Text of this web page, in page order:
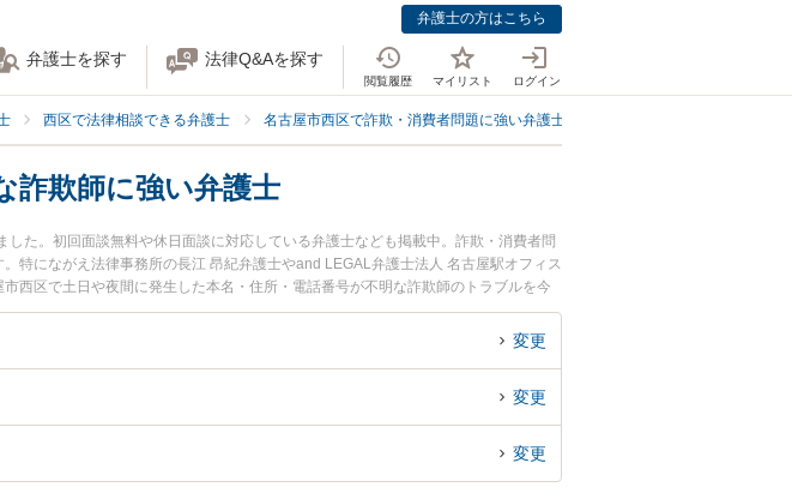
弁護士の方はこちら
弁護士を探す 法律Q&Aを探す
閲覧履歴 マイリスト ログイン
西区で法律相談できる弁護士 名古屋市西区で詐欺・消費者問題に強い弁護士
詐欺師に強い弁護士
た。初回面談無料や休日面談に対応している弁護士なども掲載中。詐欺・消費者問
特にながえ法律事務所の長江 昂紀弁護士やand LEGAL弁護士法人 名古屋駅オフィス
西区で土日や夜間に発生した本名・住所・電話番号が不明な詐欺師のトラブルを今
な近くの弁護士を検索したい』『初回相談無料で本名・住所・電話番号が不明な詐
におすすめです。
変更
変更
変更